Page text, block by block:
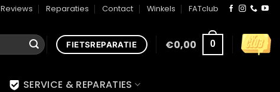
Reviews Reparaties Contact Winkels FATclub
FIETSREPARATIE €0,00 0
SERVICE & REPARATIES